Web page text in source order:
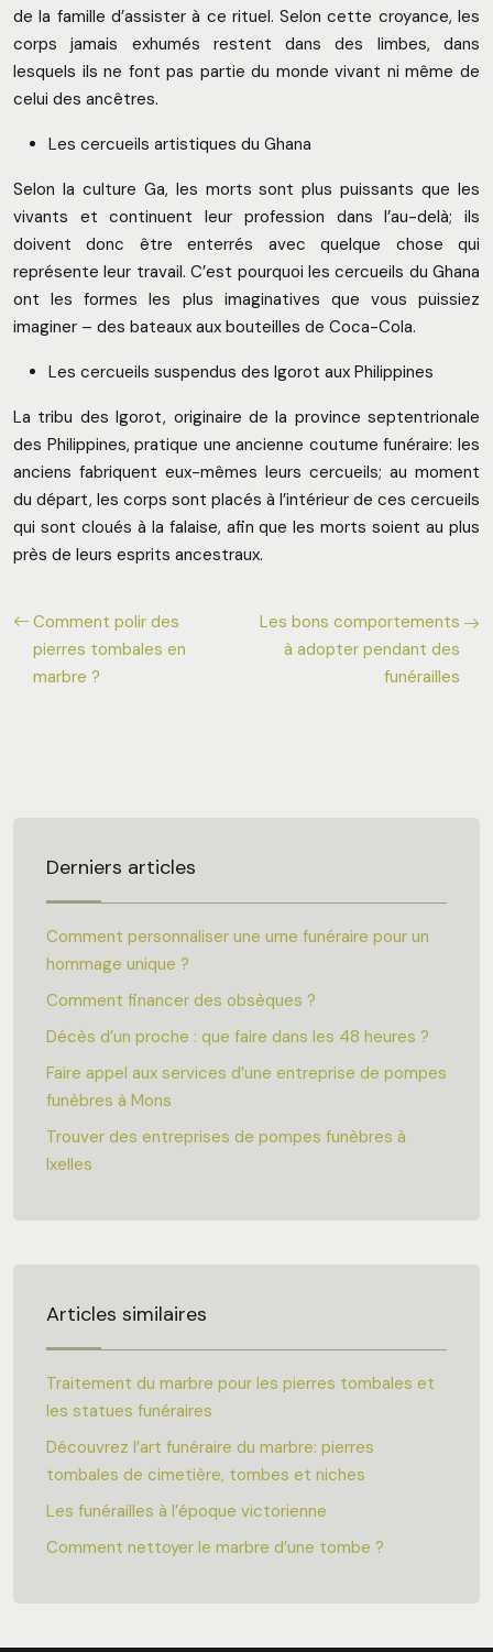
de la famille d’assister à ce rituel. Selon cette croyance, les
corps jamais exhumés restent dans des limbes, dans
lesquels ils ne font pas partie du monde vivant ni même de
celui des ancêtres.
Les cercueils artistiques du Ghana
Selon la culture Ga, les morts sont plus puissants que les
vivants et continuent leur profession dans l’au-delà; ils
doivent donc être enterrés avec quelque chose qui
représente leur travail. C’est pourquoi les cercueils du Ghana
ont les formes les plus imaginatives que vous puissiez
imaginer – des bateaux aux bouteilles de Coca-Cola.
Les cercueils suspendus des Igorot aux Philippines
La tribu des Igorot, originaire de la province septentrionale
des Philippines, pratique une ancienne coutume funéraire: les
anciens fabriquent eux-mêmes leurs cercueils; au moment
du départ, les corps sont placés à l’intérieur de ces cercueils
qui sont cloués à la falaise, afin que les morts soient au plus
près de leurs esprits ancestraux.
Comment polir des
pierres tombales en
marbre ?
Les bons comportements
à adopter pendant des
funérailles
Derniers articles
Comment personnaliser une urne funéraire pour un
hommage unique ?
Comment financer des obsèques ?
Décès d’un proche : que faire dans les 48 heures ?
Faire appel aux services d’une entreprise de pompes
funèbres à Mons
Trouver des entreprises de pompes funèbres à
Ixelles
Articles similaires
Traitement du marbre pour les pierres tombales et
les statues funéraires
Découvrez l’art funéraire du marbre: pierres
tombales de cimetière, tombes et niches
Les funérailles à l’époque victorienne
Comment nettoyer le marbre d’une tombe ?